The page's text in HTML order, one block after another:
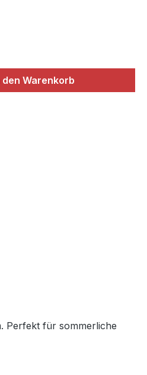
Wert
den Warenkorb
Perfekt für sommerliche